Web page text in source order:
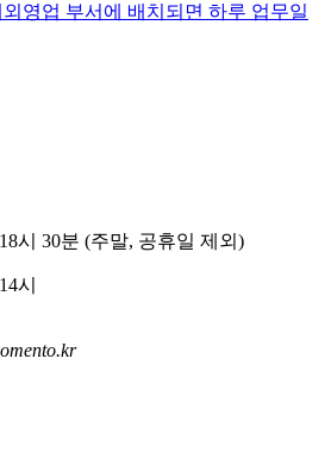
영업 부서에 배치되면 하루 업무일
시 30분 (주말, 공휴일 제외)
시